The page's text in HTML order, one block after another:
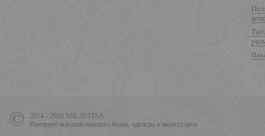
2014 - 2026 MILAVITSA
Интернет-магазин нижнего белья, одежды и аксессуаров